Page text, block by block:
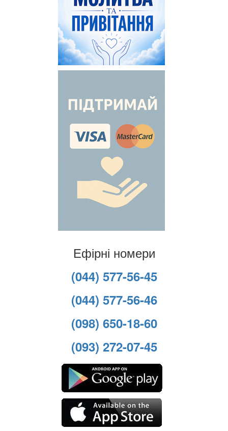
Ефірні номери
(044) 577-56-45
(044) 577-56-46
(098) 650-18-60
(093) 272-07-45